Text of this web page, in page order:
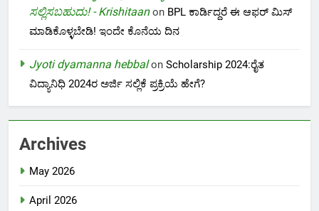
ಸಲ್ಲಿಸಬಹುದು! - Krishitaanon BPL ಕಾರ್ಡಿದ್ದರೆ ಈ ಆಫರ್ ಮಿಸ್
ಮಾಡಿಕೊಳ್ಳಬೇಡಿ! ಇಂದೇ ಕೊನೆಯ ದಿನ
Jyoti dyamanna hebbalon Scholarship 2024:ರೈತ
ವಿದ್ಯಾನಿಧಿ 2024ರ ಅರ್ಜಿ ಸಲ್ಲಿಕೆ ಪ್ರಕ್ರಿಯೆ ಹೇಗೆ?
Archives
May 2026
April 2026